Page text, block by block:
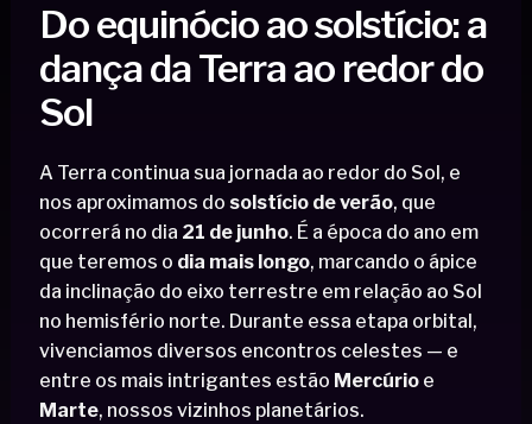
Do equinócio ao solstício: a
dança da Terra ao redor do
Sol
A Terra continua sua jornada ao redor do Sol, e
nos aproximamos do solstício de verão, que
ocorrerá no dia 21 de junho. É a época do ano em
que teremos o dia mais longo, marcando o ápice
da inclinação do eixo terrestre em relação ao Sol
no hemisfério norte. Durante essa etapa orbital,
vivenciamos diversos encontros celestes — e
entre os mais intrigantes estão Mercúrioe
Marte, nossos vizinhos planetários.